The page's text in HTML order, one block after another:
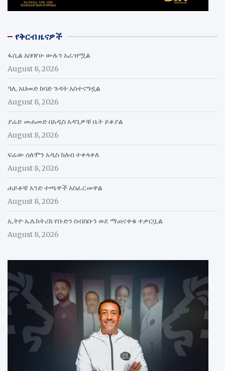
የቅርብ ዜናዎች
ፋሲል አበባየሁ ውሉን አራዝሟል
August 8, 2026
ዓሊ አህመድ ከባድ ጉዳት አስተናግዷል
August 8, 2026
ያሬድ መሐመድ በአዲስ አዳጊዎቹ ቤት ይቆያል
August 8, 2026
ፍሬው ሰለሞን አዲስ ክለብ ተቀላቀለ
August 8, 2026
ሐይቆቹ አንድ ተጫዋች አስፈርመዋል
August 8, 2026
ኢትዮ ኤሌክትሪክ የቡድን ስብስቡን ወደ ማጠናቀቁ ተቃርቧል
August 8, 2026